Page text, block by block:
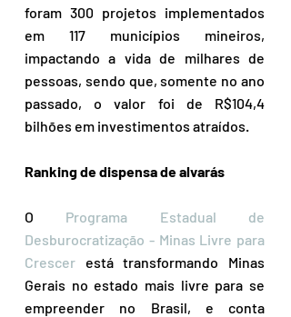
foram 300 projetos implementados
em 117 municípios mineiros,
impactando a vida de milhares de
pessoas, sendo que, somente no ano
passado, o valor foi de R$104,4
bilhões em investimentos atraídos.
Ranking de dispensa de alvarás
O Programa Estadual de
Desburocratização - Minas Livre para
Crescer está transformando Minas
Gerais no estado mais livre para se
empreender no Brasil, e conta